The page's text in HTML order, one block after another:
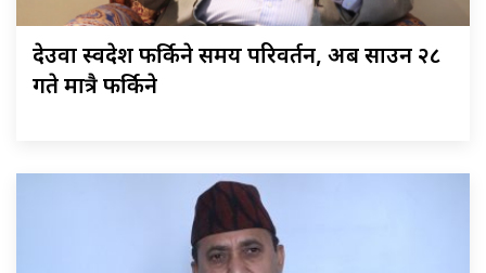
देउवा स्वदेश फर्किने समय परिवर्तन, अब साउन २८
गते मात्रै फर्किने